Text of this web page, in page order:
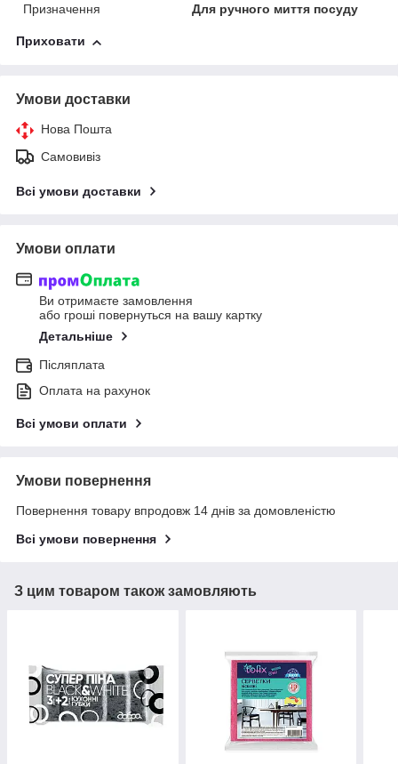
Призначення
Для ручного миття посуду
Приховати
Умови доставки
Нова Пошта
Самовивіз
Всі умови доставки
Умови оплати
Ви отримаєте замовлення
або гроші повернуться на вашу картку
Детальніше
Післяплата
Оплата на рахунок
Всі умови оплати
Умови повернення
Повернення товару впродовж 14 днів за домовленістю
Всі умови повернення
З цим товаром також замовляють